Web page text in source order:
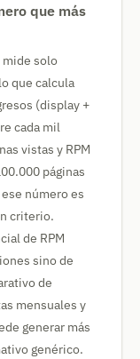
que más
mide solo
que calcula
(display +
cada mil
vistas y RPM
páginas
número es
criterio.
de RPM
sino de
de
mensuales y
generar más
genérico.